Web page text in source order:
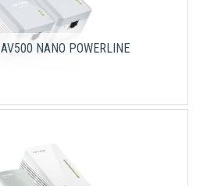
NANO POWERLINE